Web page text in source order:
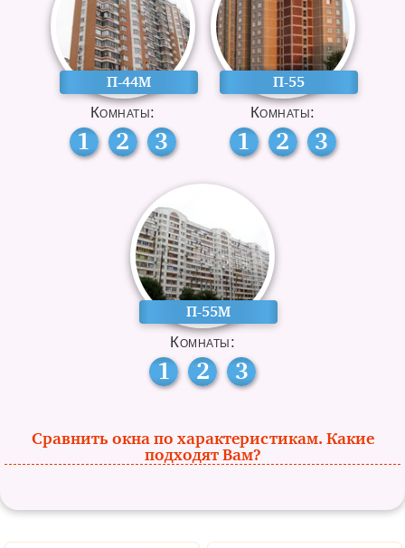
П-44М
Комнаты:
1 2 3
П-55
Комнаты:
1 2 3
П-55М
Комнаты:
1 2 3
Сравнить окна по характеристикам. Какие
подходят Вам?